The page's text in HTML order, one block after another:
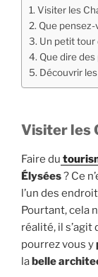
Visiter les
Que pensez-
Un petit tour
Que dire des
Découvrir
Visiter les
Faire du
Élysées? Ce
l’un des
Pourtant, cela
réalité, il s’agit
pourrez vous y
labelle